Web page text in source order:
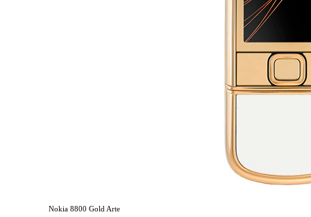
Nokia 8800 Gold Arte